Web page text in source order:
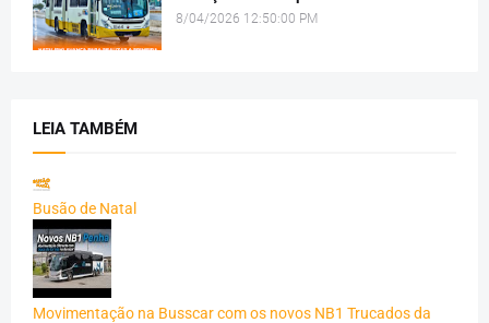
8/04/2026 12:50:00 PM
LEIA TAMBÉM
Busão de Natal
Movimentação na Busscar com os novos NB1 Trucados da